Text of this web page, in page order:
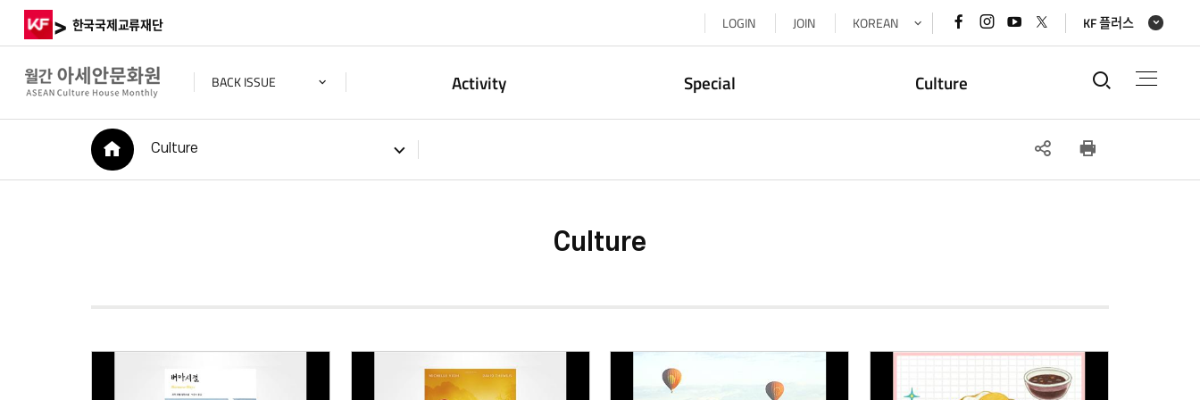
> 한국국제교류재단
BACK ISSUE
LOGIN JOIN KOREAN 페이스북
바로가기
인스타그램
바로가기
유튜브
바로가기
x(트위터)
바로가기
KF 플러스
Activity Special Culture 통합검
HOME
Culture SNS
Culture